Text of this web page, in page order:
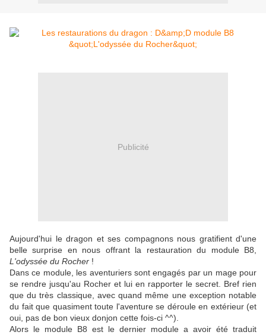
Publicité
Aujourd'hui le dragon et ses compagnons nous gratifient d'une
belle surprise en nous offrant la restauration du module B8,
L'odyssée du Rocher !
Dans ce module, les aventuriers sont engagés par un mage pour
se rendre jusqu'au Rocher et lui en rapporter le secret. Bref rien
que du très classique, avec quand même une exception notable
du fait que quasiment toute l'aventure se déroule en extérieur (et
oui, pas de bon vieux donjon cette fois-ci ^^).
Alors le module B8 est le dernier module a avoir été traduit